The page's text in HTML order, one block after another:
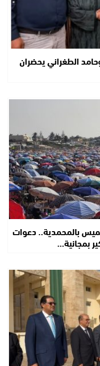
الطغراني يحضران
بالمحمدية.. دعوات
بمجانية…